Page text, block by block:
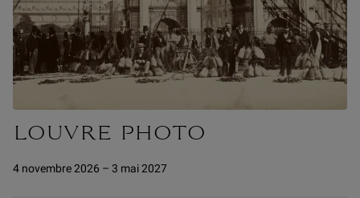
LOUVRE PHOTO
4 novembre 2026 – 3 mai 2027